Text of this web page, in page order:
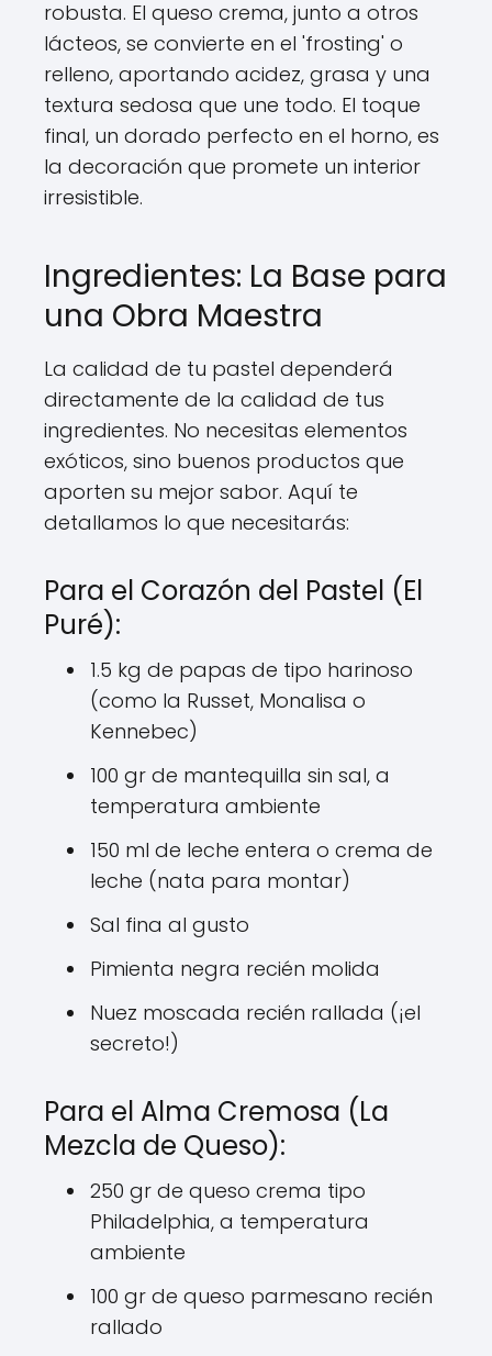
robusta. El queso crema, junto a otros
lácteos, se convierte en el 'frosting' o
relleno, aportando acidez, grasa y una
textura sedosa que une todo. El toque
final, un dorado perfecto en el horno, es
la decoración que promete un interior
irresistible.
Ingredientes: La Base para
una Obra Maestra
La calidad de tu pastel dependerá
directamente de la calidad de tus
ingredientes. No necesitas elementos
exóticos, sino buenos productos que
aporten su mejor sabor. Aquí te
detallamos lo que necesitarás:
Para el Corazón del Pastel (El
Puré):
1.5 kg de papas de tipo harinoso
(como la Russet, Monalisa o
Kennebec)
100 gr de mantequilla sin sal, a
temperatura ambiente
150 ml de leche entera o crema de
leche (nata para montar)
Sal fina al gusto
Pimienta negra recién molida
Nuez moscada recién rallada (¡el
secreto!)
Para el Alma Cremosa (La
Mezcla de Queso):
250 gr de queso crema tipo
Philadelphia, a temperatura
ambiente
100 gr de queso parmesano recién
rallado